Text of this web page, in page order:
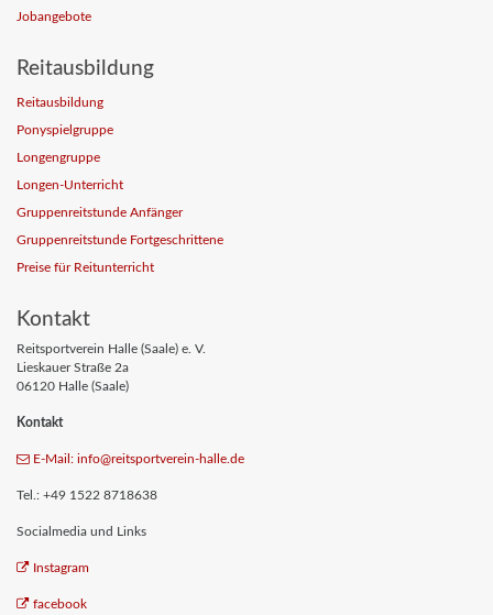
Jobangebote
Reitausbildung
Reitausbildung
Ponyspielgruppe
Longengruppe
Longen-Unterricht
Gruppenreitstunde Anfänger
Gruppenreitstunde Fortgeschrittene
Preise für Reitunterricht
Kontakt
Reitsportverein Halle (Saale) e. V.
Lieskauer Straße 2a
06120 Halle (Saale)
Kontakt
E-Mail: info@reitsportverein-halle.de
Tel.: +49 1522 8718638
Socialmedia und Links
Instagram
facebook